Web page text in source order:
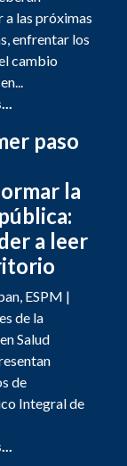
a las próximas
enfrentar los
cambio
paso
la
a leer
ESPM |
de la
Salud
de
Integral de